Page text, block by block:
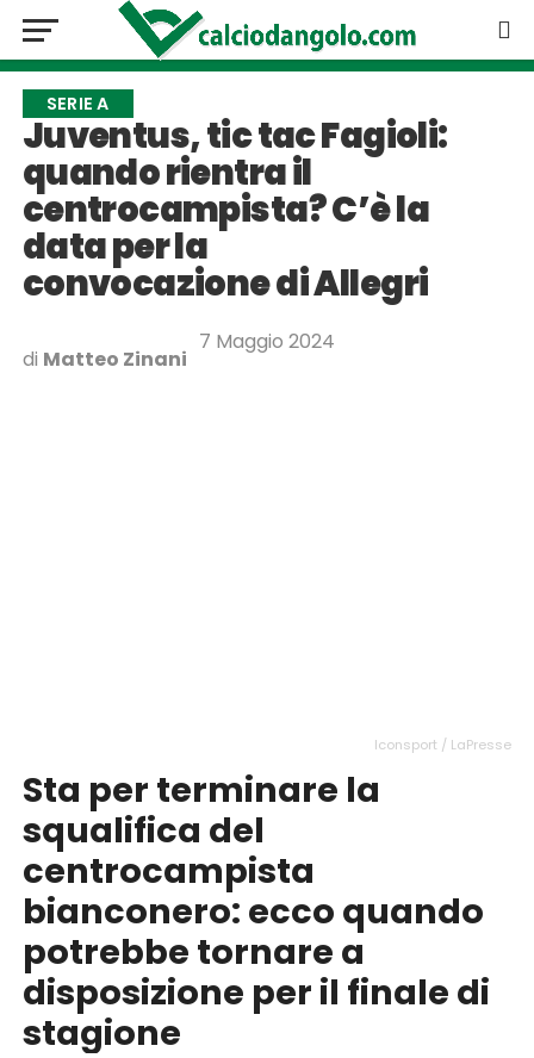
SERIE A
Juventus, tic tac Fagioli:
quando rientra il
centrocampista? C’è la
data per la
convocazione di Allegri
di Matteo Zinani
7 Maggio 2024
Iconsport / LaPresse
Sta per terminare la
squalifica del
centrocampista
bianconero: ecco quando
potrebbe tornare a
disposizione per il finale di
stagione